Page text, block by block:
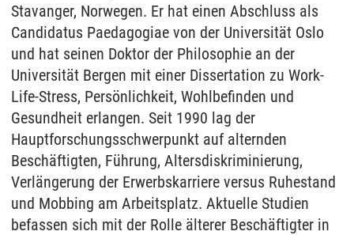
Stavanger, Norwegen. Er hat einen Abschluss als
Candidatus Paedagogiae von der Universität Oslo
und hat seinen Doktor der Philosophie an der
Universität Bergen mit einer Dissertation zu Work-
Life-Stress, Persönlichkeit, Wohlbefinden und
Gesundheit erlangen. Seit 1990 lag der
Hauptforschungsschwerpunkt auf alternden
Beschäftigten, Führung, Altersdiskriminierung,
Verlängerung der Erwerbskarriere versus Ruhestand
und Mobbing am Arbeitsplatz. Aktuelle Studien
befassen sich mit der Rolle älterer Beschäftigter in